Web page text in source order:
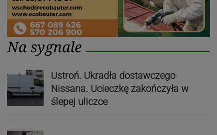
Na sygnale
Ustroń. Ukradła dostawczego
Nissana. Ucieczkę zakończyła w
ślepej uliczce